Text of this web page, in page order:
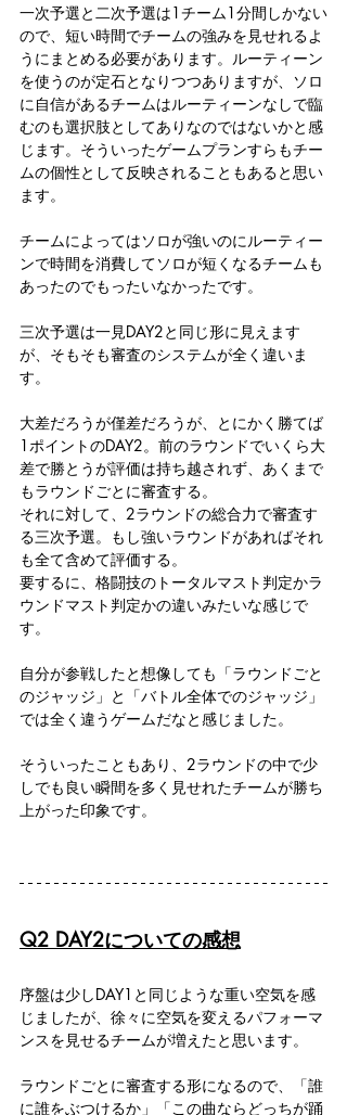
一次予選と二次予選は1チーム1分間しかない
ので、短い時間でチームの強みを見せれるよ
うにまとめる必要があります。ルーティーン
を使うのが定石となりつつありますが、ソロ
に自信があるチームはルーティーンなしで臨
むのも選択肢としてありなのではないかと感
じます。そういったゲームプランすらもチー
ムの個性として反映されることもあると思い
ます。
チームによってはソロが強いのにルーティー
ンで時間を消費してソロが短くなるチームも
あったのでもったいなかったです。
三次予選は一見DAY2と同じ形に見えます
が、そもそも審査のシステムが全く違いま
す。
大差だろうが僅差だろうが、とにかく勝てば
1ポイントのDAY2。前のラウンドでいくら大
差で勝とうが評価は持ち越されず、あくまで
もラウンドごとに審査する。
それに対して、2ラウンドの総合力で審査す
る三次予選。もし強いラウンドがあればそれ
も全て含めて評価する。
要するに、格闘技のトータルマスト判定かラ
ウンドマスト判定かの違いみたいな感じで
す。
自分が参戦したと想像しても「ラウンドごと
のジャッジ」と「バトル全体でのジャッジ」
では全く違うゲームだなと感じました。
そういったこともあり、2ラウンドの中で少
しでも良い瞬間を多く見せれたチームが勝ち
上がった印象です。
Q2 DAY2についての感想
序盤は少しDAY1と同じような重い空気を感
じましたが、徐々に空気を変えるパフォーマ
ンスを見せるチームが増えたと思います。
ラウンドごとに審査する形になるので、「誰
に誰をぶつけるか」「この曲ならどっちが踊